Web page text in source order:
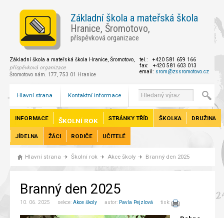
Základní škola a mateřská škola
Hranice, Šromotovo,
příspěvková organizace
Základní škola a mateřská škola Hranice, Šromotovo,
příspěvková organizace
Šromotovo nám. 177, 753 01 Hranice
tel.: +420 581 659 166
fax: +420 581 603 013
email: srom@zssromotovo.cz
Hlavní strana Kontaktní informace
INFORMACE ŠKOLNÍ ROK STRÁNKY TŘÍD ŠKOLKA DRUŽINA
JÍDELNA ŽÁCI RODIČE UČITELÉ
Hlavní strana Školní rok Akce školy Branný den 2025
Branný den 2025
10. 06. 2025 sekce: Akce školy autor: Pavla Pejzlová tisk: